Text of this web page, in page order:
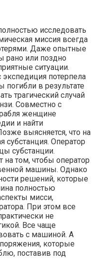
исследовать
миссия всегда
Даже опытные
рано или поздно
ситуации.
потерпела
в результате
трагический случай
Совместно с
женщине
и найти
выясняется, что на
субстанция. Оператор
субстанции.
на том, чтобы оператор
машины. Однако
решений, которые
полностью
мисси,
При этом все
не
Все чаще
с машиной. А
которые
поставив под